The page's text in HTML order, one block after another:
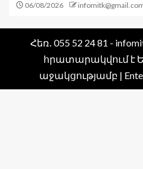
06/08/2026
Հեռ․ 055 52 24 81 -
հրատարակվում է
աջակցությամբ |